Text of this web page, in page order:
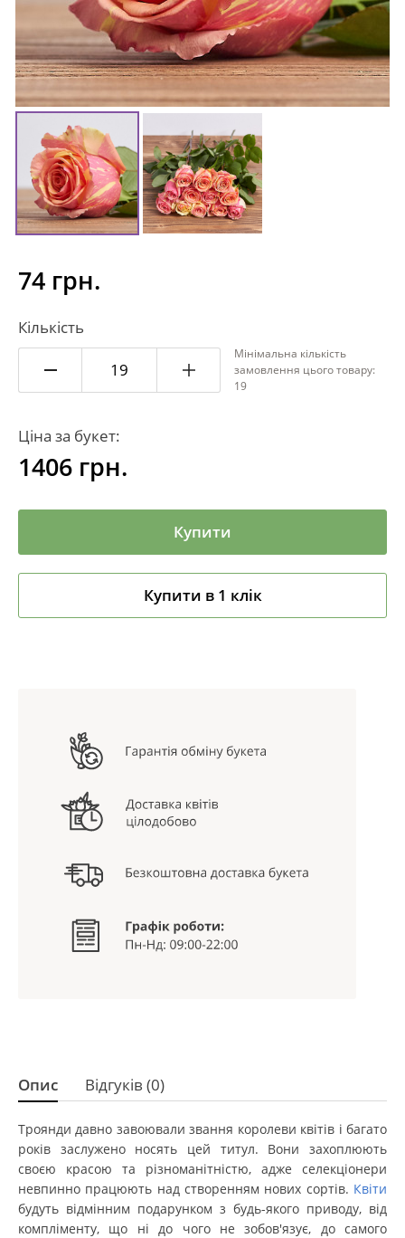
74 грн.
Кількість
Мінімальна кількість
замовлення цього товару:
19
Ціна за букет:
1406 грн.
Купити
Купити в 1 клік
Опис Відгуків (0)
Троянди давно завоювали звання королеви квітів і багато
років заслужено носять цей титул. Вони захоплюють
своєю красою та різноманітністю, адже селекціонери
невпинно працюють над створенням нових сортів. Квіти
будуть відмінним подарунком з будь-якого приводу, від
компліменту, що ні до чого не зобов'язує, до самого